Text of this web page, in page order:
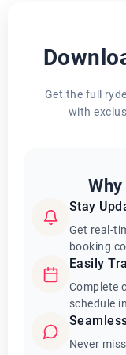
Get the full
with
Stay
Get real-
booking
Easily
Complete
schedule
Never